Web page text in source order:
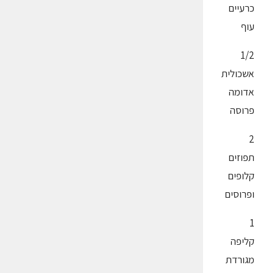
כרעיים
עוף
1/2
אשכולית
אדומה
פרוסה
2
תפוזים
קלופים
ופרוסים
1
קליפה
מגורדת